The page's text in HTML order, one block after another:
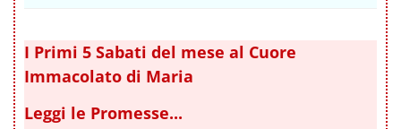
I Primi 5 Sabati del mese al Cuore
Immacolato di Maria
Leggi le Promesse...